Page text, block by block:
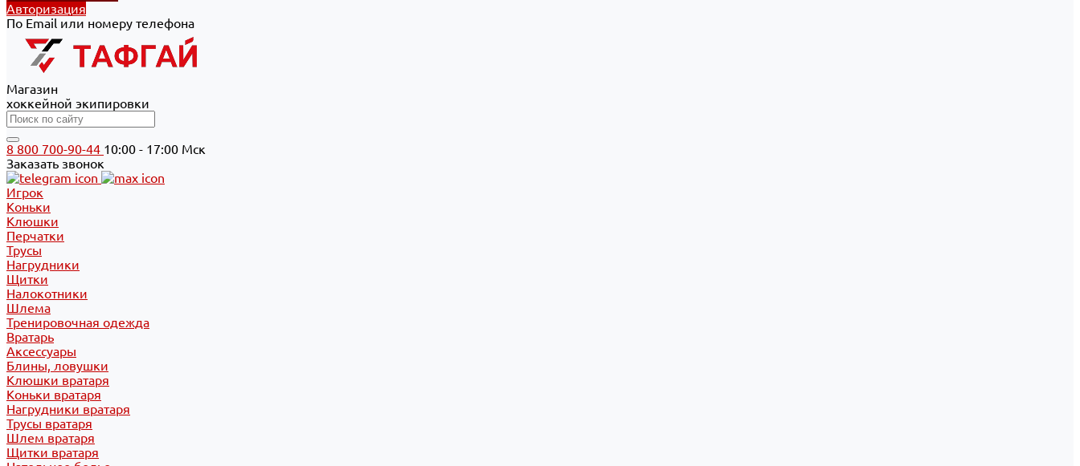
Авторизация
По Email или номеру телефона
Магазин
хоккейной экипировки
8 800 700-90-44 10:00 - 17:00 Мск
Заказать звонок
Игрок
Коньки
Клюшки
Перчатки
Трусы
Нагрудники
Щитки
Налокотники
Шлема
Тренировочная одежда
Вратарь
Аксессуары
Блины, ловушки
Клюшки вратаря
Коньки вратаря
Нагрудники вратаря
Трусы вратаря
Шлем вратаря
Щитки вратаря